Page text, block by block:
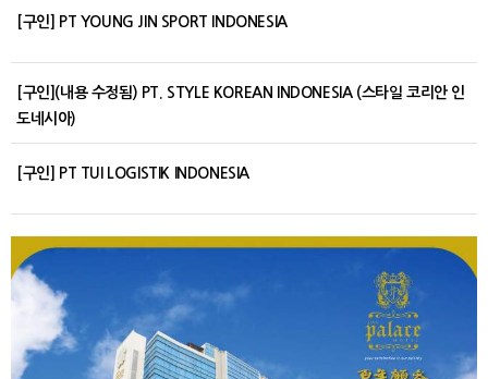
[구인] PT YOUNG JIN SPORT INDONESIA
[구인](내용 수정됨) PT. STYLE KOREAN INDONESIA (스타일 코리안 인
도네시아)
[구인] PT TUI LOGISTIK INDONESIA